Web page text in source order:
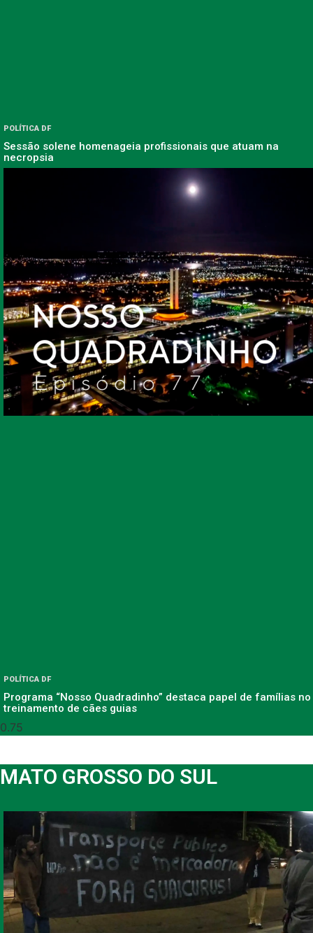
POLÍTICA DF
Sessão solene homenageia profissionais que atuam na
necropsia
POLÍTICA DF
Programa “Nosso Quadradinho” destaca papel de famílias no
treinamento de cães guias
MATO GROSSO DO SUL